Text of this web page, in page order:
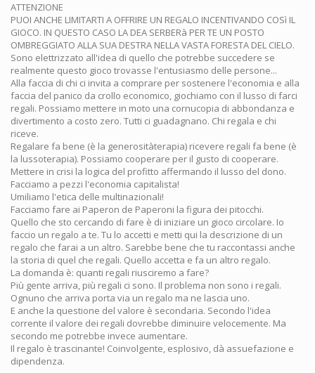
ATTENZIONE
PUOI ANCHE LIMITARTI A OFFRIRE UN REGALO INCENTIVANDO COSì IL
GIOCO. IN QUESTO CASO LA DEA SERBERà PER TE UN POSTO
OMBREGGIATO ALLA SUA DESTRA NELLA VASTA FORESTA DEL CIELO.
Sono elettrizzato all'idea di quello che potrebbe succedere se
realmente questo gioco trovasse l'entusiasmo delle persone...
Alla faccia di chi ci invita a comprare per sostenere l'economia e alla
faccia del panico da crollo economico, giochiamo con il lusso di farci
regali. Possiamo mettere in moto una cornucopia di abbondanza e
divertimento a costo zero. Tutti ci guadagnano. Chi regala e chi
riceve.
Regalare fa bene (è la generositàterapia) ricevere regali fa bene (è
la lussoterapia). Possiamo cooperare per il gusto di cooperare.
Mettere in crisi la logica del profitto affermando il lusso del dono.
Facciamo a pezzi l'economia capitalista!
Umiliamo l'etica delle multinazionali!
Facciamo fare ai Paperon de Paperoni la figura dei pitocchi.
Quello che sto cercando di fare è di iniziare un gioco circolare. Io
faccio un regalo a te. Tu lo accetti e metti qui la descrizione di un
regalo che farai a un altro. Sarebbe bene che tu raccontassi anche
la storia di quel che regali. Quello accetta e fa un altro regalo.
La domanda è: quanti regali riusciremo a fare?
Più gente arriva, più regali ci sono. Il problema non sono i regali.
Ognuno che arriva porta via un regalo ma ne lascia uno.
E anche la questione del valore è secondaria. Secondo l'idea
corrente il valore dei regali dovrebbe diminuire velocemente. Ma
secondo me potrebbe invece aumentare.
Il regalo è trascinante! Coinvolgente, esplosivo, dà assuefazione e
dipendenza.